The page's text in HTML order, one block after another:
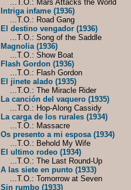
...T.O.: Mars Attacks the World
Intriga infame (1936)
...T.O.: Road Gang
El destino vengador (1936)
...T.O.: Song of the Saddle
Magnolia (1936)
...T.O.: Show Boat
Flash Gordon (1936)
...T.O.: Flash Gordon
El jinete alado (1935)
...T.O.: The Miracle Rider
La canción del vaquero (1935)
...T.O.: Hop-Along Cassidy
La carga de los rurales (1934)
...T.O.: Massacre
Os presento a mi esposa (1934)
...T.O.: Behold My Wife
El ultimo rodeo (1934)
...T.O.: The Last Round-Up
A las siete en punto (1933)
...T.O.: Tomorrow at Seven
Sin rumbo (1933)